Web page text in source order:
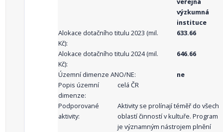
výzkumná
instituce
Alokace dotačního titulu 2023 (mil.
Kč):
633.66
Alokace dotačního titulu 2024 (mil.
Kč):
646.66
Územní dimenze ANO/NE:
ne
Popis územní
dimenze:
celá ČR
Podporované
aktivity:
Aktivity se prolínají téměř do všech
oblastí činností v kultuře. Program
je významným nástrojem plnění